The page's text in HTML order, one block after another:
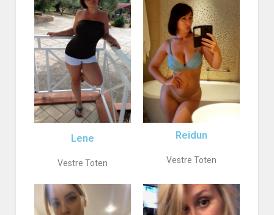
Lene
Vestre Toten
Reidun
Vestre Toten